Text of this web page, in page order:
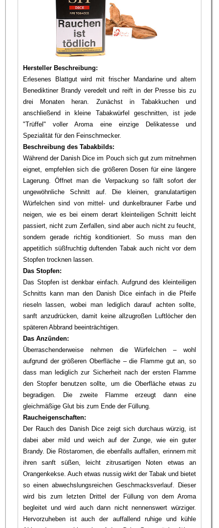
Hersteller Beschreibung:
Erlesenes Blattgut wird mit frischer Mandarine und altem
Benediktiner Brandy veredelt und reift in der Presse bis zu
drei Monaten heran. Zunächst in Tabakkuchen und
anschließend in kleine Tabakwürfel geschnitten, ist jede
"Trüffel" voller Aroma eine einzige Delikatesse und
Spezialität für den Feinschmecker.
Beschreibung des Tabakbilds:
Während der Danish Dice im Pouch sich gut zum mitnehmen
eignet, empfehlen sich die größeren Dosen für eine längere
Lagerung. Öffnet man die Verpackung so fällt sofort der
ungewöhnliche Schnitt auf. Die kleinen, granulatartigen
Würfelchen sind von mittel- und dunkelbrauner Farbe und
neigen, wie es bei einem derart kleinteiligen Schnitt leicht
passiert, nicht zum Zerfallen, sind aber auch nicht zu feucht,
sondern gerade richtig konditioniert. So muss man den
appetitlich süßfruchtig duftenden Tabak auch nicht vor dem
Stopfen trocknen lassen.
Das Stopfen:
Das Stopfen ist denkbar einfach. Aufgrund des kleinteiligen
Schnitts kann man den Danish Dice einfach in die Pfeife
rieseln lassen, wobei man lediglich darauf achten sollte,
sanft anzudrücken, damit keine allzugroßen Luftlöcher den
späteren Abbrand beeinträchtigen.
Das Anzünden:
Überraschenderweise nehmen die Würfelchen – wohl
aufgrund der größeren Oberfläche – die Flamme gut an, so
dass man lediglich zur Sicherheit nach der ersten Flamme
den Stopfer benutzen sollte, um die Oberfläche etwas zu
begradigen. Die zweite Flamme erzeugt dann eine
gleichmäßige Glut bis zum Ende der Füllung.
Raucheigenschaften:
Der Rauch des Danish Dice zeigt sich durchaus würzig, ist
dabei aber mild und weich auf der Zunge, wie ein guter
Brandy. Die Röstaromen, die ebenfalls auffallen, erinnern mit
ihren sanft süßen, leicht zitrusartigen Noten etwas an
Orangenkekse. Auch etwas nussig wirkt der Tabak und bietet
so einen abwechslungsreichen Geschmacksverlauf. Dieser
wird bis zum letzten Drittel der Füllung von dem Aroma
begleitet und wird auch dann nicht nennenswert würziger.
Hervorzuheben ist auch der auffallend ruhige und kühle